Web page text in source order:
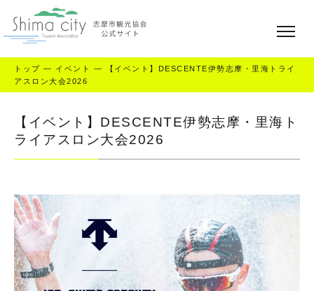
トップ — イベント —
【イベント】DESCENTE伊勢志摩・里海トライ
アスロン大会2026
【イベント】DESCENTE伊勢志摩・里海ト
ライアスロン大会2026